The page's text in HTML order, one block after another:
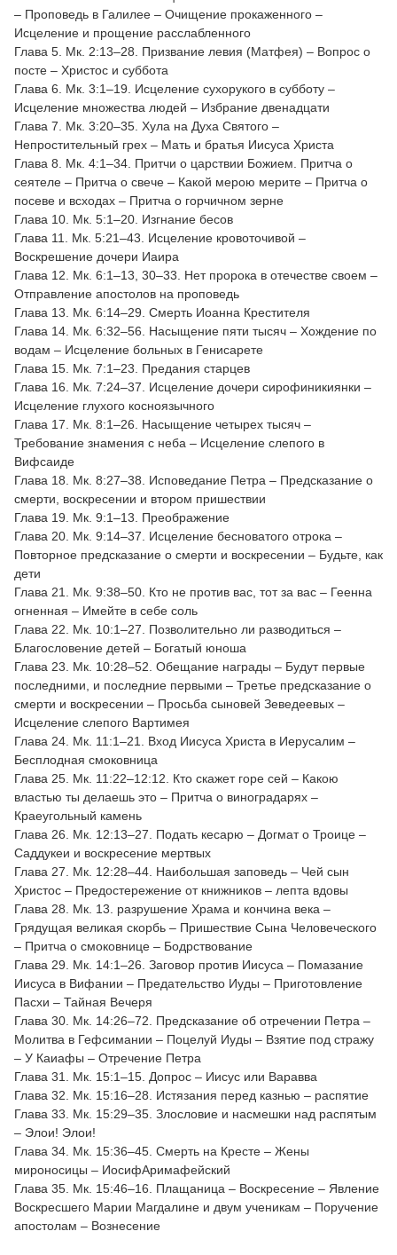
– Проповедь в Галилее – Очищение прокаженного –
Исцеление и прощение расслабленного
Глава 5. Мк. 2:13–28. Призвание левия (Матфея) – Вопрос о
посте – Христос и суббота
Глава 6. Мк. 3:1–19. Исцеление сухорукого в субботу –
Исцеление множества людей – Избрание двенадцати
Глава 7. Мк. 3:20–35. Хула на Духа Святого –
Непростительный грех – Мать и братья Иисуса Христа
Глава 8. Мк. 4:1–34. Притчи о царствии Божием. Притча о
сеятеле – Притча о свече – Какой мерою мерите – Притча о
посеве и всходах – Притча о горчичном зерне
Глава 10. Мк. 5:1–20. Изгнание бесов
Глава 11. Мк. 5:21–43. Исцеление кровоточивой –
Воскрешение дочери Иаира
Глава 12. Мк. 6:1–13, 30–33. Нет пророка в отечестве своем –
Отправление апостолов на проповедь
Глава 13. Мк. 6:14–29. Смерть Иоанна Крестителя
Глава 14. Мк. 6:32–56. Насыщение пяти тысяч – Хождение по
водам – Исцеление больных в Генисарете
Глава 15. Мк. 7:1–23. Предания старцев
Глава 16. Мк. 7:24–37. Исцеление дочери сирофиникиянки –
Исцеление глухого косноязычного
Глава 17. Мк. 8:1–26. Насыщение четырех тысяч –
Требование знамения с неба – Исцеление слепого в
Вифсаиде
Глава 18. Мк. 8:27–38. Исповедание Петра – Предсказание о
смерти, воскресении и втором пришествии
Глава 19. Мк. 9:1–13. Преображение
Глава 20. Мк. 9:14–37. Исцеление бесноватого отрока –
Повторное предсказание о смерти и воскресении – Будьте, как
дети
Глава 21. Мк. 9:38–50. Кто не против вас, тот за вас – Геенна
огненная – Имейте в себе соль
Глава 22. Мк. 10:1–27. Позволительно ли разводиться –
Благословение детей – Богатый юноша
Глава 23. Мк. 10:28–52. Обещание награды – Будут первые
последними, и последние первыми – Третье предсказание о
смерти и воскресении – Просьба сыновей Зеведеевых –
Исцеление слепого Вартимея
Глава 24. Мк. 11:1–21. Вход Иисуса Христа в Иерусалим –
Бесплодная смоковница
Глава 25. Мк. 11:22–12:12. Кто скажет горе сей – Какою
властью ты делаешь это – Притча о виноградарях –
Краеугольный камень
Глава 26. Мк. 12:13–27. Подать кесарю – Догмат о Троице –
Саддукеи и воскресение мертвых
Глава 27. Мк. 12:28–44. Наибольшая заповедь – Чей сын
Христос – Предостережение от книжников – лепта вдовы
Глава 28. Мк. 13. разрушение Храма и кончина века –
Грядущая великая скорбь – Пришествие Сына Человеческого
– Притча о смоковнице – Бодрствование
Глава 29. Мк. 14:1–26. Заговор против Иисуса – Помазание
Иисуса в Вифании – Предательство Иуды – Приготовление
Пасхи – Тайная Вечеря
Глава 30. Мк. 14:26–72. Предсказание об отречении Петра –
Молитва в Гефсимании – Поцелуй Иуды – Взятие под стражу
– У Каиафы – Отречение Петра
Глава 31. Мк. 15:1–15. Допрос – Иисус или Варавва
Глава 32. Мк. 15:16–28. Истязания перед казнью – распятие
Глава 33. Мк. 15:29–35. Злословие и насмешки над распятым
– Элои! Элои!
Глава 34. Мк. 15:36–45. Смерть на Кресте – Жены
мироносицы – ИосифАримафейский
Глава 35. Мк. 15:46–16. Плащаница – Воскресение – Явление
Воскресшего Марии Магдалине и двум ученикам – Поручение
апостолам – Вознесение